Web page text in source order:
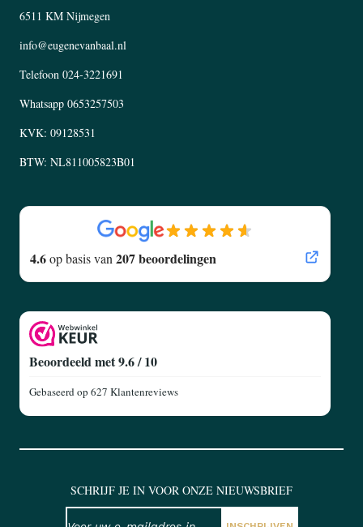
6511 KM Nijmegen
info@eugenevanbaal.nl
Telefoon 024-3221691
Whatsapp 0653257503
KVK: 09128531
BTW: NL811005823B01
4.6op basis van 207 beoordelingen
Beoordeeld met 9.6 / 10
Gebaseerd op 627 Klantenreviews
SCHRIJF JE IN VOOR ONZE NIEUWSBRIEF